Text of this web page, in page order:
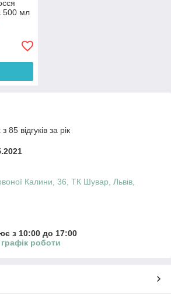
500 мл
85 відгуків за рік
Калини, 36, ТК Шувар, Львів,
з 10:00 до 17:00
роботи